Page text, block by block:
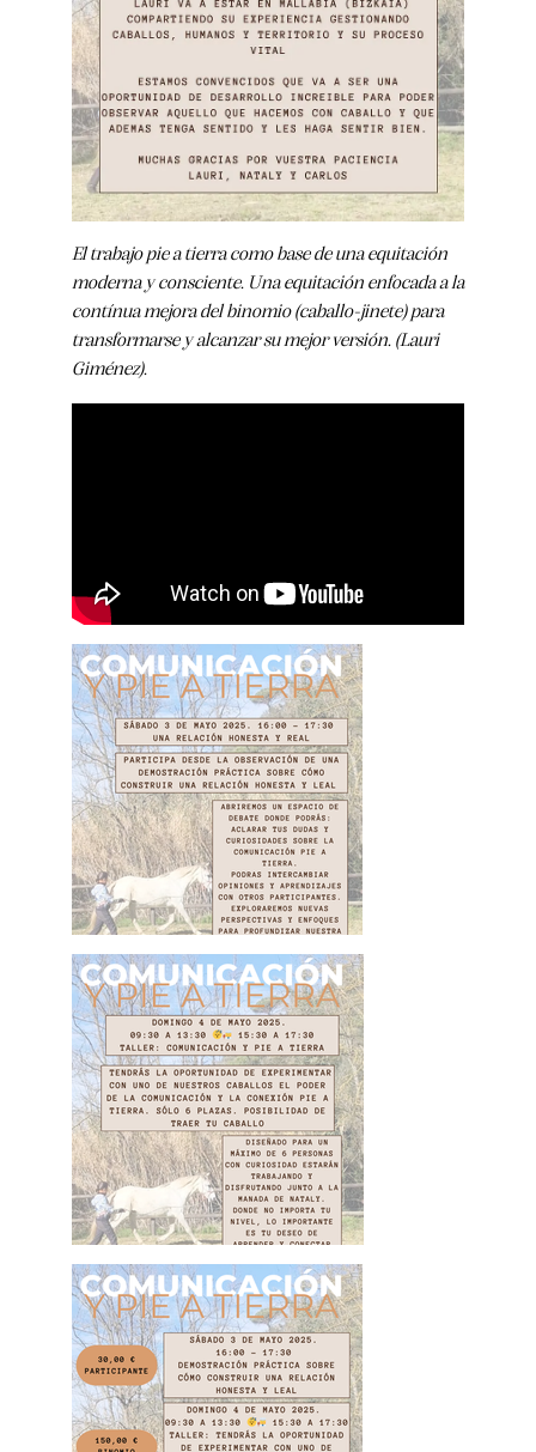
El trabajo pie a tierra como base de una equitación
moderna y consciente. Una equitación enfocada a la
contínua mejora del binomio (caballo-jinete) para
transformarse y alcanzar su mejor versión. (Lauri
Giménez).